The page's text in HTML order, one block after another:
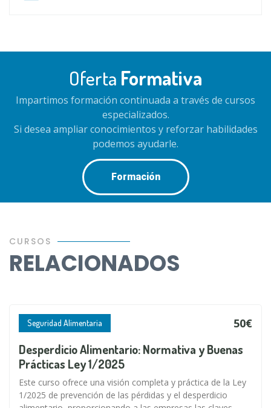
Oferta Formativa
Impartimos formación continuada a través de cursos
especializados.
Si desea ampliar conocimientos y reforzar habilidades
podemos ayudarle.
Formación
CURSOS
RELACIONADOS
Seguridad Alimentaria 50€
Desperdicio Alimentario: Normativa y Buenas
Prácticas Ley 1/2025
Este curso ofrece una visión completa y práctica de la Ley
1/2025 de prevención de las pérdidas y el desperdicio